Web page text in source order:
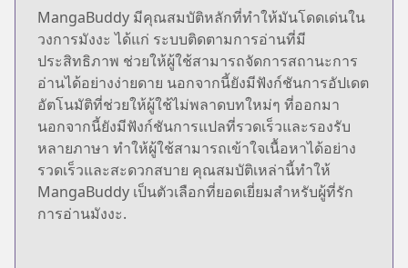
MangaBuddy มีคุณสมบัติหลักที่ทำให้มันโดดเด่นใน
วงการมังงะ ได้แก่ ระบบติดตามการอ่านที่มี
ประสิทธิภาพ ช่วยให้ผู้ใช้สามารถจัดการสถานะการ
อ่านได้อย่างง่ายดาย นอกจากนี้ยังมีฟังก์ชันการอัปเดต
อัตโนมัติที่ช่วยให้ผู้ใช้ไม่พลาดบทใหม่ๆ ที่ออกมา
นอกจากนี้ยังมีฟังก์ชันการแปลที่รวดเร็วและรองรับ
หลายภาษา ทำให้ผู้ใช้สามารถเข้าใจเนื้อหาได้อย่าง
รวดเร็วและสะดวกสบาย คุณสมบัติเหล่านี้ทำให้
MangaBuddy เป็นตัวเลือกที่ยอดเยี่ยมสำหรับผู้ที่รัก
การอ่านมังงะ.